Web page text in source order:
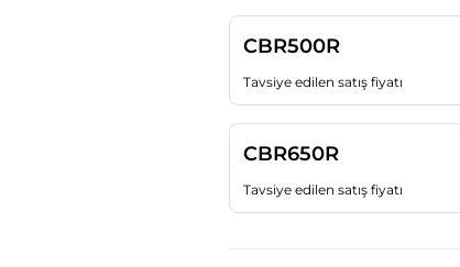
CBR500R
Tavsiye edilen satış fiyatı
CBR650R
Tavsiye edilen satış fiyatı